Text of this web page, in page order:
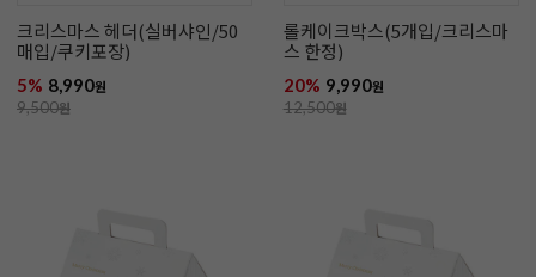
크리스마스 헤더(실버샤인/50
매입/쿠키포장)
5% 8,990원
9,500원
롤케이크박스(5개입/크리스마
스 한정)
20% 9,990원
12,500원